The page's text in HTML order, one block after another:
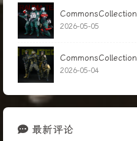
2026-05-05
2026-05-04
最新评论